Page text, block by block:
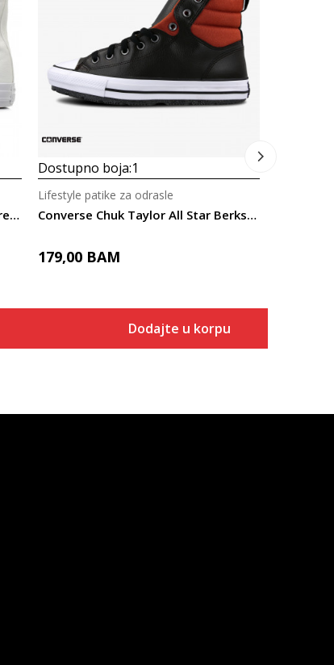
Converse Chuck Taylor All Star Core Hi
Dostupno boja:1
Converse Chuk Taylor All Star Berkshire
Lifestyle patike za odrasle
179,00 BAM
Dodajte u korpu